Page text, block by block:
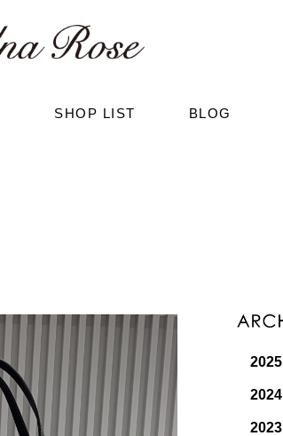
SHOP LIST BLOG
2025
2024
2023